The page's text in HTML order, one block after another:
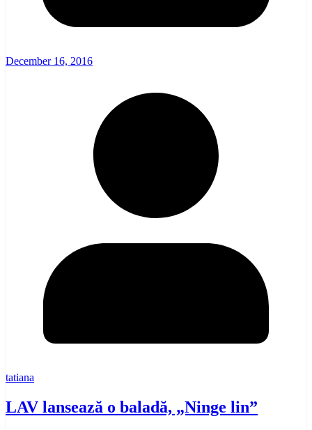
December 16, 2016
tatiana
LAV lansează o baladă, „Ninge lin”